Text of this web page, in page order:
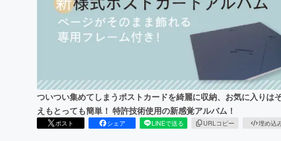
ついつい集めてしまうポストカードを綺麗に収納、お気に入りは
えもとっても簡単！ 特許技術使用の新感覚アルバム！
ポスト シェア LINEで送る URLコピー 埋め込